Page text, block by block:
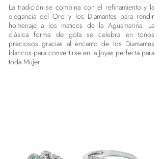
La tradición se combina con el refinamiento y la
elegancia del Oro y los Diamantes para rendir
homenaje a los matices de la Aguamarina. La
clásica forma de gota se celebra en tonos
preciosos gracias al encanto de los Diamantes
blancos para convertirse en la Joyas perfecta para
toda Mujer.